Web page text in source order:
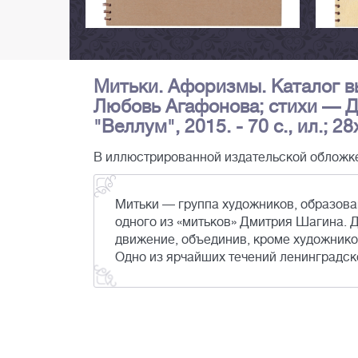
Митьки. Афоризмы. Каталог
Любовь Агафонова; стихи —
"Веллум", 2015. - 70 с., ил.;
В иллюстрированной издательской
Митьки — группа художников,
одного из «митьков» Дмитрия Шагина.
движение, объединив, кроме
Одно из ярчайших течений